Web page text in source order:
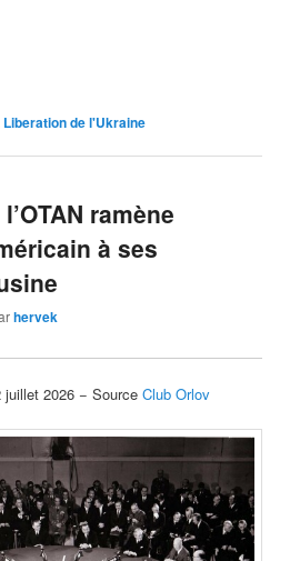
Liberation de l'Ukraine
ramène
à ses
hervek
juillet 2026 − SourceClub Orlov